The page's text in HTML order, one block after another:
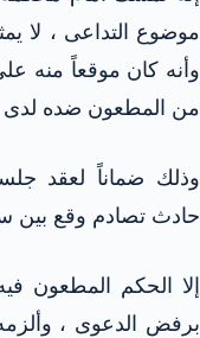
موضوع التداعى ، لا
وأنه كان موقعاً منه
من المطعون ضده لدى
وذلك ضماناً لعقد
حادث تصادم وقع بين
إلا الحكم المطعون
برفض الدعوى ،